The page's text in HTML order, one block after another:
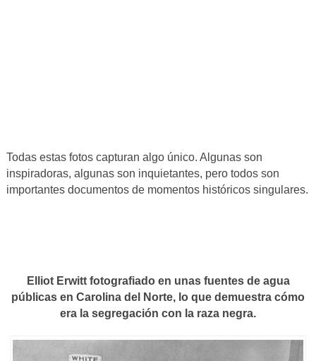
Todas estas fotos capturan algo único. Algunas son
inspiradoras, algunas son inquietantes, pero todos son
importantes documentos de momentos históricos singulares.
Elliot Erwitt fotografiado en unas fuentes de agua
públicas en Carolina del Norte, lo que demuestra cómo
era la segregación con la raza negra.